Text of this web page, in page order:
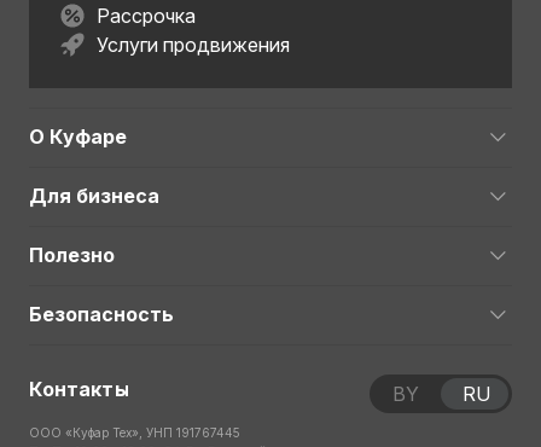
Рассрочка
Услуги продвижения
О Куфаре
Для бизнеса
Полезно
Безопасность
Контакты
ООО «Куфар Тех», УНП 191767445
BY RU